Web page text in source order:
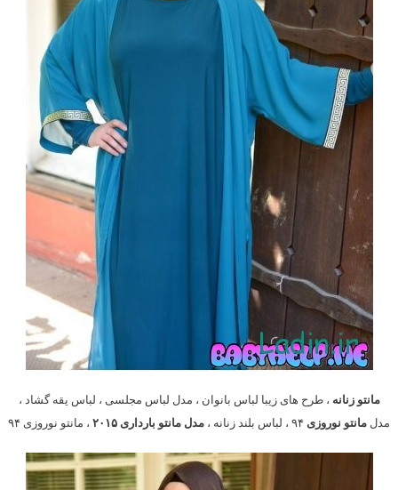
مانتو زنانه ، طرح های زیبا لباس بانوان ، مدل لباس مجلسی ، لباس یقه گشاد ،
مدل مانتو نوروزی مدل مانتو بارداری ۲۰۱۵ ، مانتو نوروزی ۹۴